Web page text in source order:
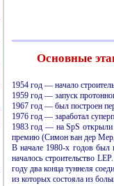
Основные
1954 год — начало
1959 год — запуск
1967 год — был построен
1976 год — заработал
1983 год — на SpS открыли
премию (Симон ван дер
В начале 1980-х годов был
началось строительство
году два конца туннеля
из которых состояла из